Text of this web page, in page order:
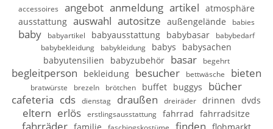
accessoires angebot anmeldung artikel atmosphäre
ausstattung auswahl autositze außengelände babies
baby babyartikel babyausstattung babybasar
babybedarf
babybekleidung
babykleidung babys
babysachen
babyutensilien
babyzubehör basar begehrt
begleitperson bekleidung besucher bettwäsche bieten
bratwürste brezeln brötchen buffet buggys
bücher
cafeteria cds dienstag draußen dreiräder drinnen dvds
eltern erlös erstlingsausstattung fahrrad fahrradsitze